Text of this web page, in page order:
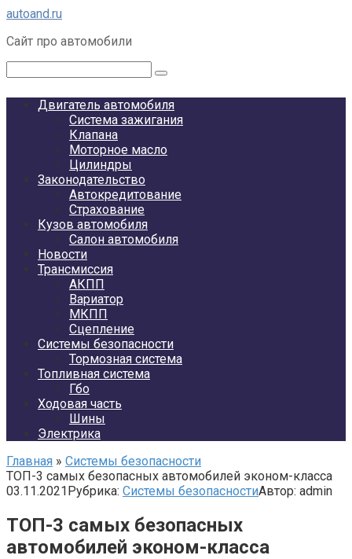
Перейти
контенту
autoand.ru
Сайт про автомобили
Двигатель автомобиля
Система зажигания
Клапана
Моторное масло
Цилиндры
Законодательство
Автокредитование
Страхование
Кузов автомобиля
Салон автомобиля
Новости
Трансмиссия
АКПП
Вариатор
МКПП
Сцепление
Системы безопасности
Тормозная система
Топливная система
Гбо
Ходовая часть
Шины
Электрика
Главная » Системы безопасности
ТОП-3 самых безопасных автомобилей эконом-класса
03.11.2021Рубрика: Системы безопасностиАвтор: admin
ТОП-3 самых безопасных
автомобилей эконом-класса